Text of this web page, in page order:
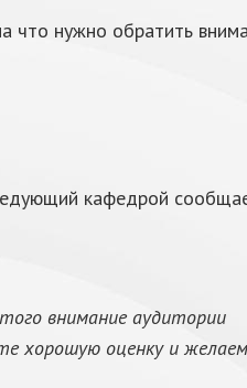
что нужно обратить
кафедрой
внимание аудитории
хорошую оценку и